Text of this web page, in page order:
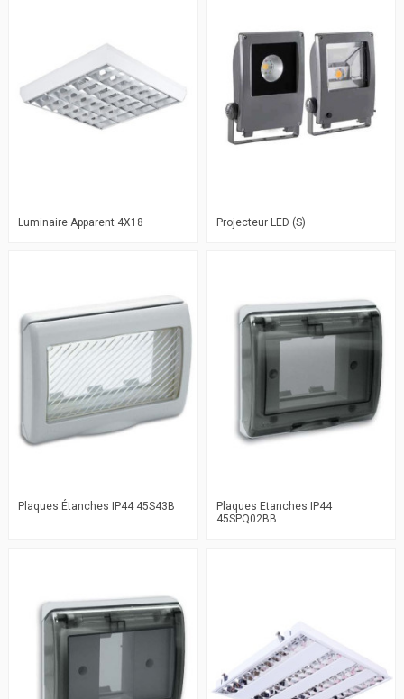
Luminaire Apparent 4X18 Projecteur LED (S)
Plaques Étanches IP44 45S43B
Plaques Etanches IP44
45SPQ02BB